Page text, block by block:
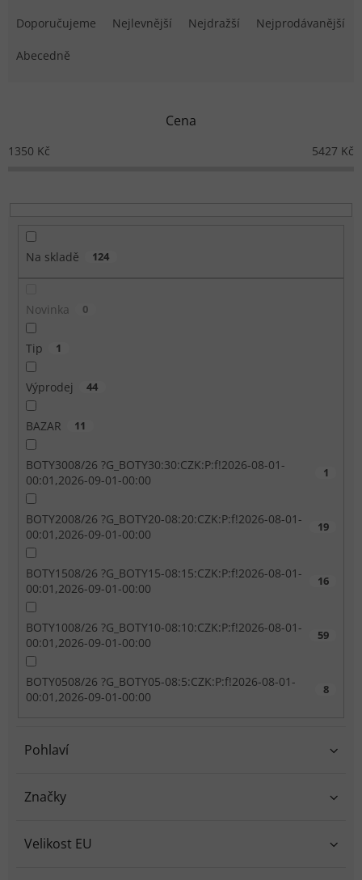
Doporučujeme Nejlevnější Nejdražší Nejprodávanější
Abecedně
Cena
1350 Kč 5427 Kč
Na skladě 124
Novinka 0
Tip 1
Výprodej 44
BAZAR 11
BOTY3008/26 ?G_BOTY30:30:CZK:P:f!2026-08-01-
00:01,2026-09-01-00:00
1
BOTY2008/26 ?G_BOTY20-08:20:CZK:P:f!2026-08-01-
00:01,2026-09-01-00:00
19
BOTY1508/26 ?G_BOTY15-08:15:CZK:P:f!2026-08-01-
00:01,2026-09-01-00:00
16
BOTY1008/26 ?G_BOTY10-08:10:CZK:P:f!2026-08-01-
00:01,2026-09-01-00:00
59
BOTY0508/26 ?G_BOTY05-08:5:CZK:P:f!2026-08-01-
00:01,2026-09-01-00:00
8
Značky
Velikost EU
Pohlaví